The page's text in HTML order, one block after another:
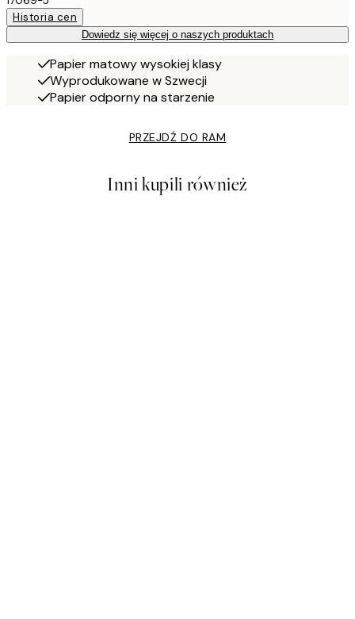
Historia cen
Dowiedz się więcej o naszych produktach
Papier matowy wysokiej klasy
Wyprodukowane w Szwecji
Papier odporny na starzenie
PRZEJDŹ DO RAM
Inni kupili również